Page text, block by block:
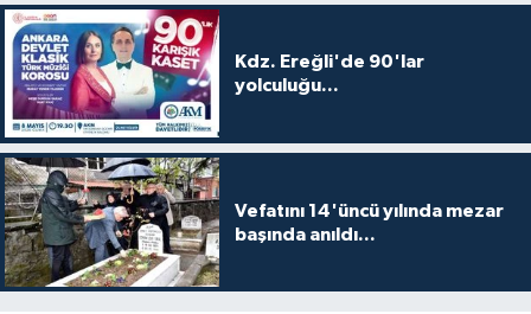
Kdz. Ereğli'de 90'lar
yolculuğu...
Vefatını 14'üncü yılında mezar
başında anıldı...